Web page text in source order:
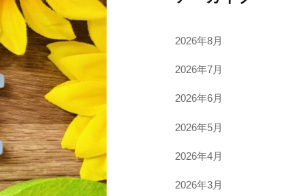
2026年8月
2026年7月
2026年6月
2026年5月
2026年4月
2026年3月